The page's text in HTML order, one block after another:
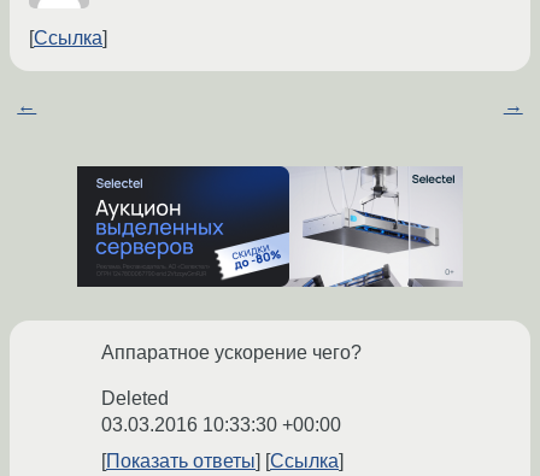
Ссылка
← →
Аппаратное ускорение чего?
Deleted
03.03.2016 10:33:30 +00:00
Показать ответы
Ссылка